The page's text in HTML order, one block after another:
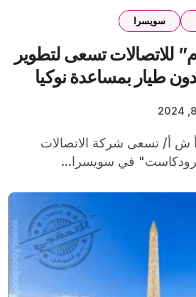
سويسرا
تسعى لتطوير
طيار بمساعدة نوكيا
في سويسرا...